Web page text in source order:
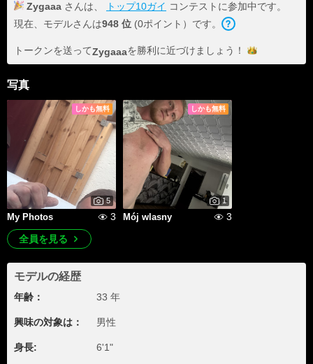
Zygaaa さんは、 トップ10ガイ コンテストに参加中です。
現在、モデルさんは948 位 (0ポイント）です。
トークンを送ってZygaaaを勝利に近づけま しょう！
写真
しかも無料
5
My Photos 3
しかも無料
1
Mój wlasny
3
全員を見る
モデルの経歴
年齢： 33 年
興味の対象は： 男性
身長: 6'1"